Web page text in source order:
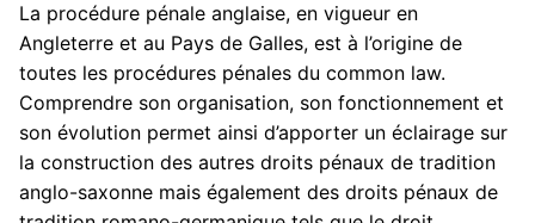
La procédure pénale anglaise, en vigueur en
Angleterre et au Pays de Galles, est à l’origine de
toutes les procédures pénales du common law.
Comprendre son organisation, son fonctionnement et
son évolution permet ainsi d’apporter un éclairage sur
la construction des autres droits pénaux de tradition
anglo-saxonne mais également des droits pénaux de